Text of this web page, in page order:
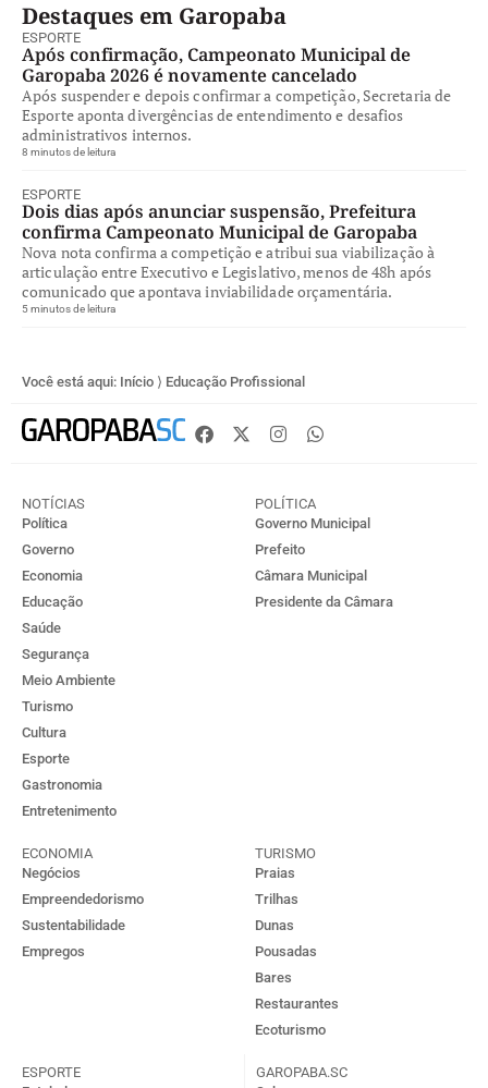
Destaques em Garopaba
ESPORTE
Após confirmação, Campeonato Municipal de
Garopaba 2026 é novamente cancelado
Após suspender e depois confirmar a competição, Secretaria de
Esporte aponta divergências de entendimento e desafios
administrativos internos.
8 minutos de leitura
ESPORTE
Dois dias após anunciar suspensão, Prefeitura
confirma Campeonato Municipal de Garopaba
Nova nota confirma a competição e atribui sua viabilização à
articulação entre Executivo e Legislativo, menos de 48h após
comunicado que apontava inviabilidade orçamentária.
5 minutos de leitura
Você está aqui: Início ⟩ Educação Profissional
NOTÍCIAS
Política
Governo
Economia
Educação
Saúde
Segurança
Meio Ambiente
Turismo
Cultura
Esporte
Gastronomia
Entretenimento
POLÍTICA
Governo Municipal
Prefeito
Câmara Municipal
Presidente da Câmara
ECONOMIA
Negócios
Empreendedorismo
Sustentabilidade
Empregos
TURISMO
Praias
Trilhas
Dunas
Pousadas
Bares
Restaurantes
Ecoturismo
ESPORTE
GAROPABA.SC